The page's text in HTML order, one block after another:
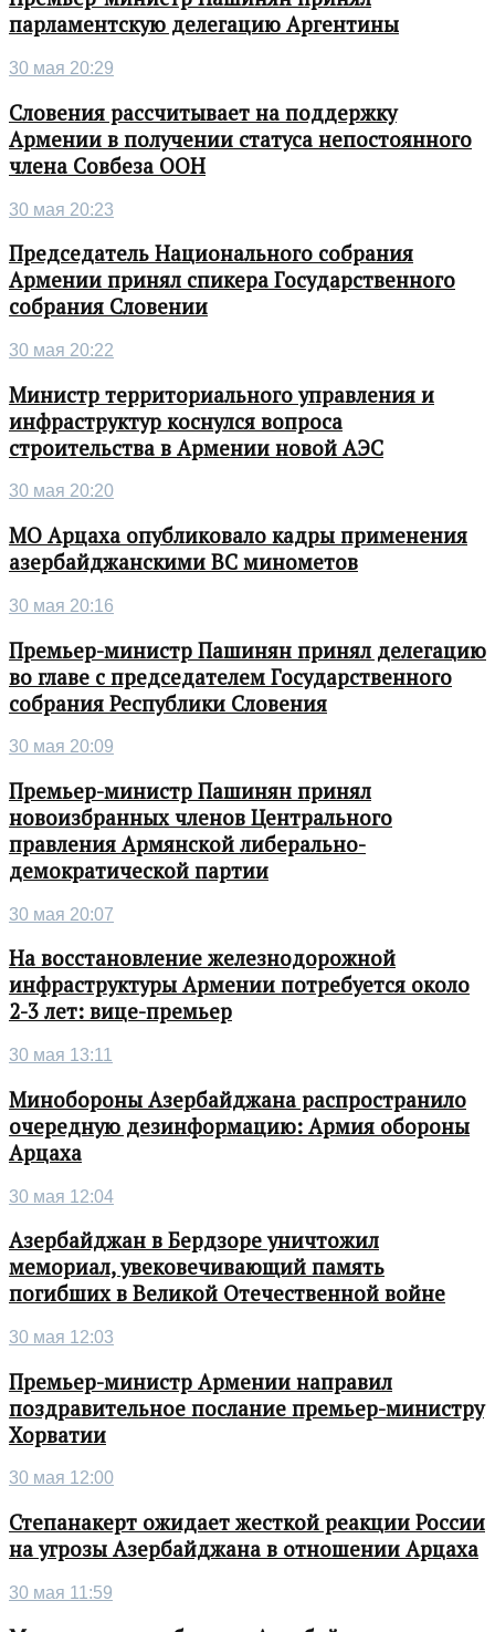
парламентскую делегацию Аргентины
30 мая 20:29
Словения рассчитывает на поддержку
Армении в получении статуса непостоянного
члена Совбеза ООН
30 мая 20:23
Председатель Национального собрания
Армении принял спикера Государственного
собрания Словении
30 мая 20:22
Министр территориального управления и
инфраструктур коснулся вопроса
строительства в Армении новой АЭС
30 мая 20:20
МО Арцаха опубликовало кадры применения
азербайджанскими ВС минометов
30 мая 20:16
Премьер-министр Пашинян принял делегацию
во главе с председателем Государственного
собрания Республики Словения
30 мая 20:09
Премьер-министр Пашинян принял
новоизбранных членов Центрального
правления Армянской либерально-
демократической партии
30 мая 20:07
На восстановление железнодорожной
инфраструктуры Армении потребуется около
2-3 лет: вице-премьер
30 мая 13:11
Минобороны Азербайджана распространило
очередную дезинформацию: Армия обороны
Арцаха
30 мая 12:04
Азербайджан в Бердзоре уничтожил
мемориал, увековечивающий память
погибших в Великой Отечественной войне
30 мая 12:03
Премьер-министр Армении направил
поздравительное послание премьер-министру
Хорватии
30 мая 12:00
Степанакерт ожидает жесткой реакции России
на угрозы Азербайджана в отношении Арцаха
30 мая 11:59